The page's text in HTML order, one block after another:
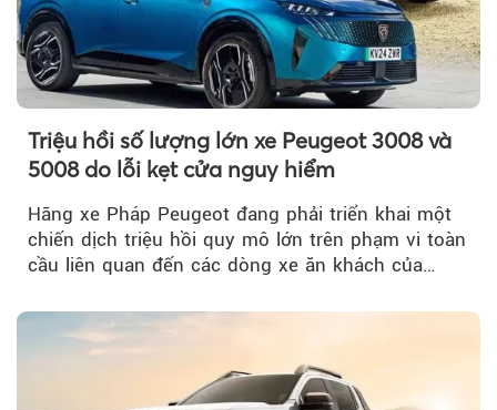
Triệu hồi số lượng lớn xe Peugeot 3008 và
5008 do lỗi kẹt cửa nguy hiểm
Hãng xe Pháp Peugeot đang phải triển khai một
chiến dịch triệu hồi quy mô lớn trên phạm vi toàn
cầu liên quan đến các dòng xe ăn khách của